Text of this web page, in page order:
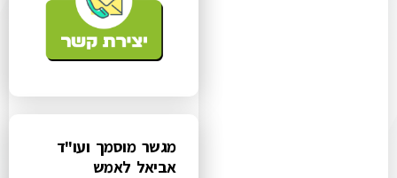
מגשר מוסמך ועו"ד
אביאל לאמש